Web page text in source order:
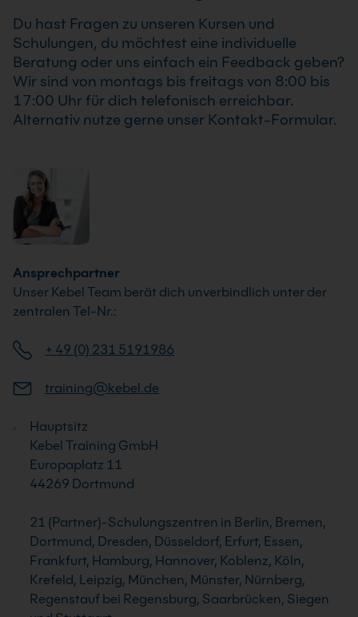
Du hast Fragen zu unseren Kursen und
Schulungen, du möchtest eine individuelle
Beratung oder uns einfach ein Feedback geben?
Wir sind von montags bis freitags von 8:00 bis
17:00 Uhr für dich telefonisch erreichbar.
Alternativ nutze gerne unser Kontakt-Formular.
Ansprechpartner
Unser Kebel Team berät dich unverbindlich unter der
zentralen Tel-Nr.:
+ 49 (0) 231 5191986
training@kebel.de
Hauptsitz
Kebel Training GmbH
Europaplatz 11
44269 Dortmund
21 (Partner)-Schulungszentren in Berlin, Bremen,
Dortmund, Dresden, Düsseldorf, Erfurt, Essen,
Frankfurt, Hamburg, Hannover, Koblenz, Köln,
Krefeld, Leipzig, München, Münster, Nürnberg,
Regenstauf bei Regensburg, Saarbrücken, Siegen